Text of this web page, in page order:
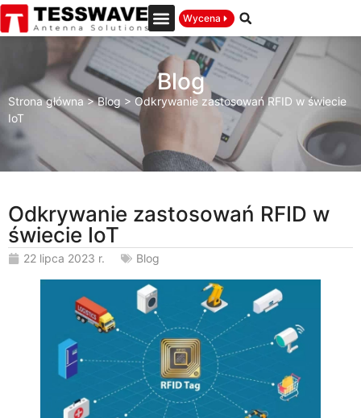
Wycena
Blog
Strona główna>Blog >Odkrywanie zastosowań RFID w świecie
IoT
Odkrywanie zastosowań RFID w
świecie IoT
22 lipca 2023 r. Blog